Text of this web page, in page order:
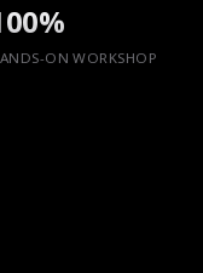
ON WORKSHOP